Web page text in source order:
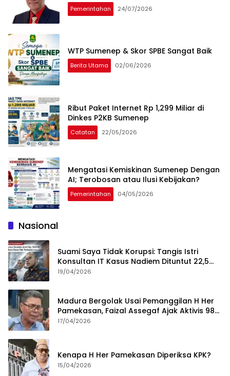
Pemerintahan 24/07/2026
WTP Sumenep & Skor SPBE Sangat Baik
Berita Utama 02/06/2026
Ribut Paket Internet Rp 1,299 Miliar di
Dinkes P2KB Sumenep
Catatan 22/05/2026
Mengatasi Kemiskinan Sumenep Dengan
AI; Terobosan atau Ilusi Kebijakan?
Pemerintahan 04/05/2026
Nasional
Suami Saya Tidak Korupsi: Tangis Istri
Konsultan IT Kasus Nadiem Dituntut 22,5
Tahun
19/04/2026
Madura Bergolak Usai Pemanggilan H Her
Pamekasan, Faizal Assegaf Ajak Aktivis 98
Bongkar Permainan KPK
17/04/2026
Kenapa H Her Pamekasan Diperiksa KPK?
15/04/2026